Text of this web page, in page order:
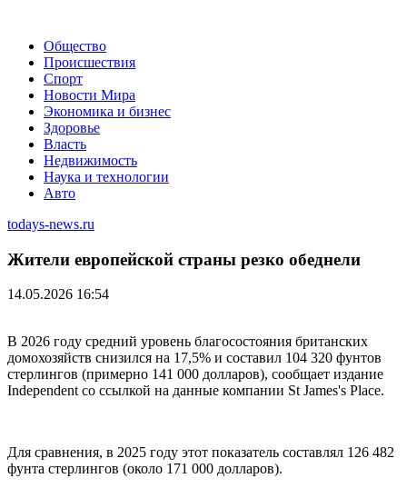
Общество
Происшествия
Спорт
Новости Мира
Экономика и бизнес
Здоровье
Власть
Недвижимость
Наука и технологии
Авто
todays-news.ru
Жители европейской страны резко обеднели
14.05.2026 16:54
В 2026 году средний уровень благосостояния британских
домохозяйств снизился на 17,5% и составил 104 320 фунтов
стерлингов (примерно 141 000 долларов), сообщает издание
Independent со ссылкой на данные компании St James's Place.
Для сравнения, в 2025 году этот показатель составлял 126 482
фунта стерлингов (около 171 000 долларов).